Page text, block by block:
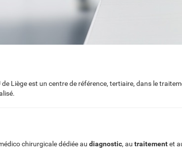
de Liège est un centre de référence, tertiaire, dans le
chirurgicale dédiée au diagnostic, au traitementet